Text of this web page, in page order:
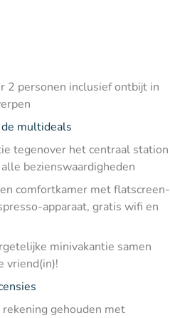
2 personen inclusief ontbijt in
multideals
tegenover het centraal station
bezienswaardigheden
comfortkamer met flatscreen-
apparaat, gratis wifi en
minivakantie samen
vriend(in)!
gehouden met